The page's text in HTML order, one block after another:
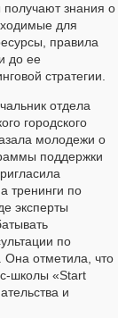
получают знания о
для
правила
до ее
стратегии.
отдела
городского
молодежи о
поддержки
тренинги по
эксперты
по
Она отметила, что
школы «Start
и